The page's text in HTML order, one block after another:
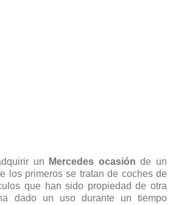
un Mercedes ocasión de un
los primeros se tratan de coches de
que han sido propiedad de otra
dado un uso durante un tiempo